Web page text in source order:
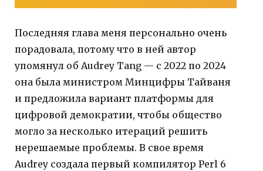
Последняя глава меня персонально очень
порадовала, потому что в ней автор
упомянул об Audrey Tang — с 2022 по 2024
она была министром Минцифры Тайваня
и предложила вариант платформы для
цифровой демократии, чтобы общество
могло за несколько итераций решить
нерешаемые проблемы. В свое время
Audrey создала первый компилятор Perl 6